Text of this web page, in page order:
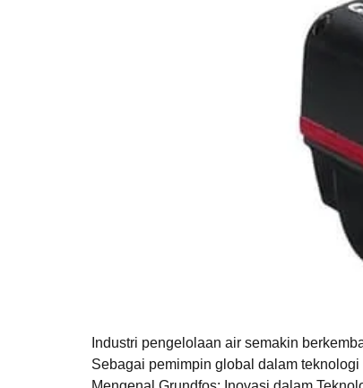
Industri pengelolaan air semakin
Sebagai pemimpin global dalam